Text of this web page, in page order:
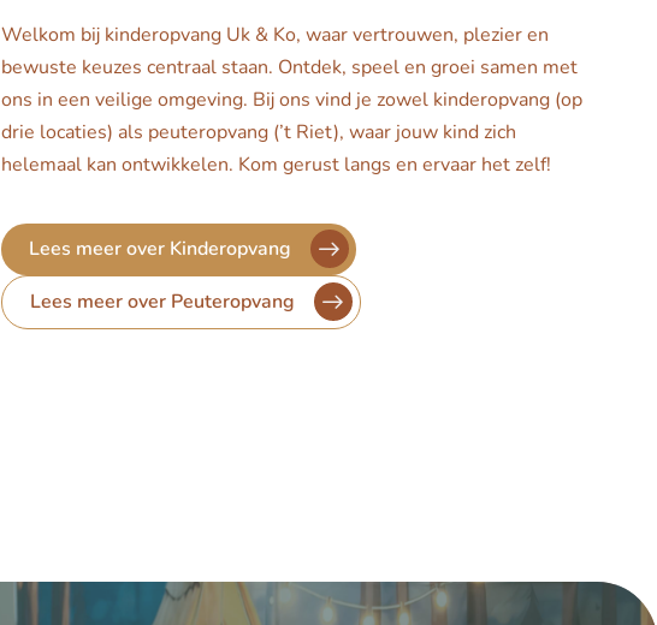
Welkom bij kinderopvang Uk & Ko, waar vertrouwen, plezier en
bewuste keuzes centraal staan. Ontdek, speel en groei samen met
ons in een veilige omgeving. Bij ons vind je zowel kinderopvang (op
drie locaties) als peuteropvang (’t Riet), waar jouw kind zich
helemaal kan ontwikkelen. Kom gerust langs en ervaar het zelf!
Lees meer over Kinderopvang
Lees meer over Peuteropvang